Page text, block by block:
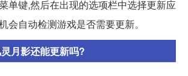
单键,然后在出现的选项栏中选择更新应
会自动检测游戏是否需要更新。
月影还能更新吗?